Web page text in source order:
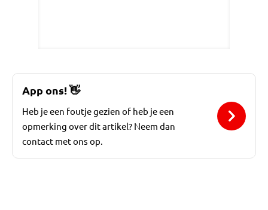
App ons!👋
Heb je een foutje gezien of heb je een
opmerking over dit artikel? Neem dan
contact met ons op.